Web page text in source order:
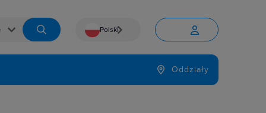
 Polski
Język

Oddziały